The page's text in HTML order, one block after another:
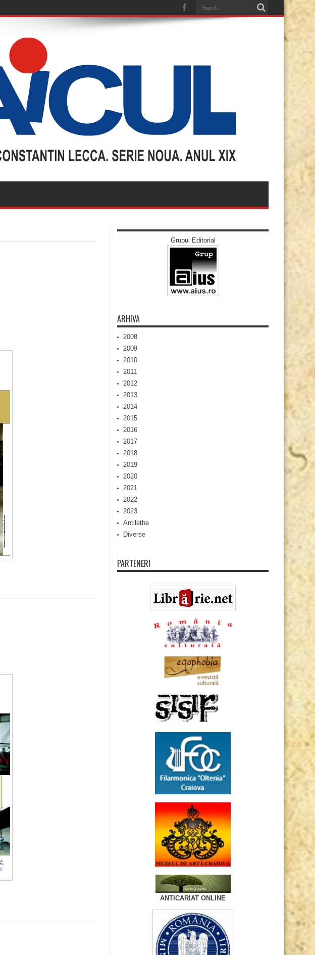
Grupul Editorial
ARHIVA
2008
2009
2010
2011
2012
2013
2014
2015
2016
2017
2018
2019
2020
2021
2022
2023
Antilethe
Diverse
PARTENERI
ANTICARIAT ONLINE